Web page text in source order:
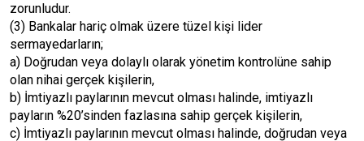
zorunludur.
(3) Bankalar hariç olmak üzere tüzel kişi lider
sermayedarların;
a) Doğrudan veya dolaylı olarak yönetim kontrolüne sahip
olan nihai gerçek kişilerin,
b) İmtiyazlı paylarının mevcut olması halinde, imtiyazlı
payların %20’sinden fazlasına sahip gerçek kişilerin,
c) İmtiyazlı paylarının mevcut olması halinde, doğrudan veya